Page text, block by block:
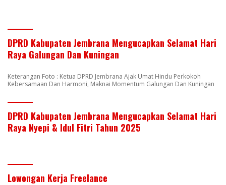
DPRD Kabupaten Jembrana Mengucapkan Selamat Hari
Raya Galungan Dan Kuningan
Keterangan Foto : Ketua DPRD Jembrana Ajak Umat Hindu Perkokoh
Kebersamaan Dan Harmoni, Maknai Momentum Galungan Dan Kuningan
DPRD Kabupaten Jembrana Mengucapkan Selamat Hari
Raya Nyepi & Idul Fitri Tahun 2025
Lowongan Kerja Freelance